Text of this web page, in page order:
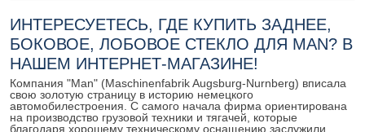
ИНТЕРЕСУЕТЕСЬ, ГДЕ КУПИТЬ ЗАДНЕЕ,
БОКОВОЕ, ЛОБОВОЕ СТЕКЛО ДЛЯ MAN? В
НАШЕМ ИНТЕРНЕТ-МАГАЗИНЕ!
Компания "Man" (Maschinenfabrik Augsburg-Nurnberg) вписала
свою золотую страницу в историю немецкого
автомобилестроения. С самого начала фирма ориентирована
на производство грузовой техники и тягачей, которые
благодаря хорошему техническому оснащению заслужили